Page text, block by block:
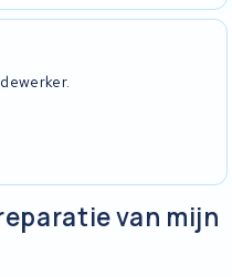
van mijn